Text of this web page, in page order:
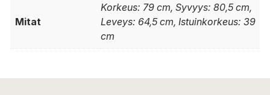
Mitat
Korkeus: 79 cm, Syvyys: 80,5 cm,
Leveys: 64,5 cm, Istuinkorkeus: 39
cm